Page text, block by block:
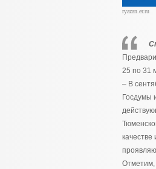
ryazan.er.ru
25 по 31
– В
Госдумы
Отметим,